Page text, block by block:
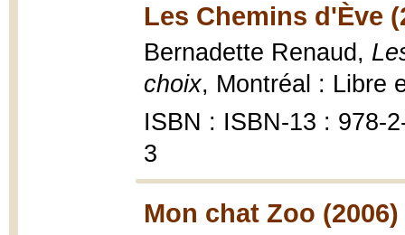
Les Chemins d'Ève
Bernadette Renaud,
choix, Montréal : Libre
ISBN : ISBN-13 : 978-
3
Mon chat Zoo (2006)